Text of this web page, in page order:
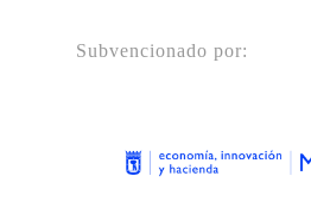
Subvencionado por: